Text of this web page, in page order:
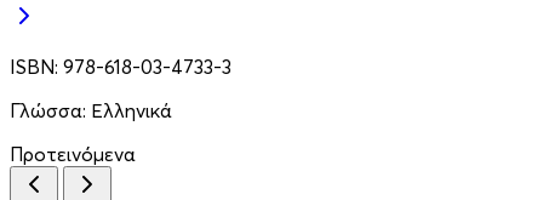
ISBN: 978-618-03-4733-3
Γλώσσα: Ελληνικά
Προτεινόμενα